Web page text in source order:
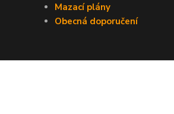
Mazací plány
Obecná doporučení